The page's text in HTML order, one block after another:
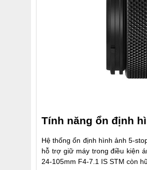
Tính năng ổn định
Hệ thống ổn định hình ảnh 5-
hỗ trợ giữ máy trong điều kiện
24-105mm F4-7.1 IS STM còn